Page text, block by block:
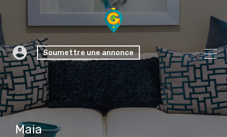
Soumettre une annonce
Maia